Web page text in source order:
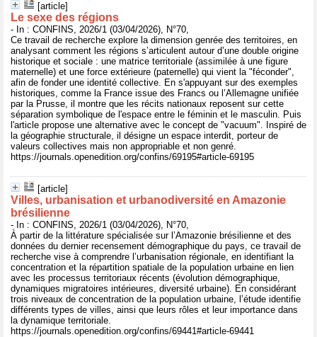
[article]
Le sexe des régions
- In : CONFINS, 2026/1 (03/04/2026), N°70,
Ce travail de recherche explore la dimension genrée des territoires, en
analysant comment les régions s’articulent autour d’une double origine
historique et sociale : une matrice territoriale (assimilée à une figure
maternelle) et une force extérieure (paternelle) qui vient la "féconder",
afin de fonder une identité collective. En s'appuyant sur des exemples
historiques, comme la France issue des Francs ou l’Allemagne unifiée
par la Prusse, il montre que les récits nationaux reposent sur cette
séparation symbolique de l'espace entre le féminin et le masculin. Puis
l'article propose une alternative avec le concept de "vacuum". Inspiré de
la géographie structurale, il désigne un espace interdit, porteur de
valeurs collectives mais non appropriable et non genré.
https://journals.openedition.org/confins/69195#article-69195
[article]
Villes, urbanisation et urbanodiversité en Amazonie
brésilienne
- In : CONFINS, 2026/1 (03/04/2026), N°70,
À partir de la littérature spécialisée sur l’Amazonie brésilienne et des
données du dernier recensement démographique du pays, ce travail de
recherche vise à comprendre l’urbanisation régionale, en identifiant la
concentration et la répartition spatiale de la population urbaine en lien
avec les processus territoriaux récents (évolution démographique,
dynamiques migratoires intérieures, diversité urbaine). En considérant
trois niveaux de concentration de la population urbaine, l’étude identifie
différents types de villes, ainsi que leurs rôles et leur importance dans
la dynamique territoriale.
https://journals.openedition.org/confins/69441#article-69441